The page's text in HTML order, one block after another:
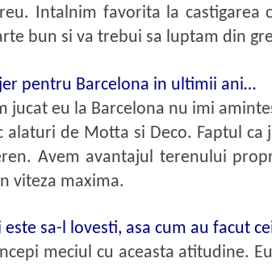
Intalnim favorita la castigarea
bun si va trebui sa luptam din
pentru Barcelona in ultimii ani…
jucat eu la Barcelona nu imi
de Motta si Deco. Faptul
Avem avantajul terenului
viteza maxima.
sa-l lovesti, asa cum au facut
meciul cu aceasta atitudine.